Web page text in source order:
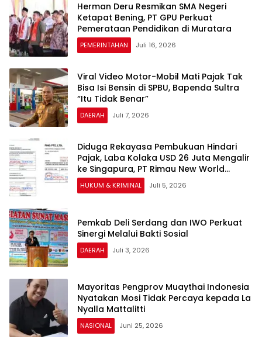
Herman Deru Resmikan SMA Negeri
Ketapat Bening, PT GPU Perkuat
Pemerataan Pendidikan di Muratara
PEMERINTAHAN Juli 16, 2026
​Viral Video Motor-Mobil Mati Pajak Tak
Bisa Isi Bensin di SPBU, Bapenda Sultra
“Itu Tidak Benar”
DAERAH Juli 7, 2026
Diduga Rekayasa Pembukuan Hindari
Pajak, Laba Kolaka USD 26 Juta Mengalir
ke Singapura, PT Rimau New World
Terseret Dugaan Pencucian Uang
HUKUM & KRIMINAL Juli 5, 2026
Pemkab Deli Serdang dan IWO Perkuat
Sinergi Melalui Bakti Sosial
DAERAH Juli 3, 2026
Mayoritas Pengprov Muaythai Indonesia
Nyatakan Mosi Tidak Percaya kepada La
Nyalla Mattalitti
NASIONAL Juni 25, 2026